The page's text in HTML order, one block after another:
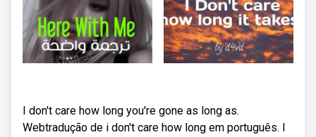
I don't care how long you're gone as long as.
Webtradução de i don't care how long em português. I